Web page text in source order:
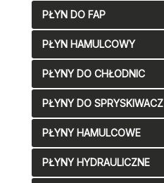
PŁYN DO FAP
PŁYN HAMULCOWY
PŁYNY DO CHŁODNIC
PŁYNY DO SPRYSKIWACZ
PŁYNY HAMULCOWE
PŁYNY HYDRAULICZNE